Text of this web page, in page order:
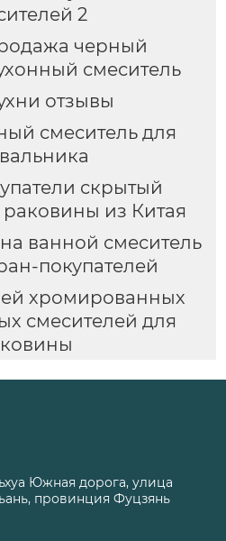
2
черный
смеситель
отзывы
смеситель для
скрытый
раковины из Китая
ванной смеситель
покупателей
хромированных
смесителей для
Южная дорога, улица
провинция Фуцзянь